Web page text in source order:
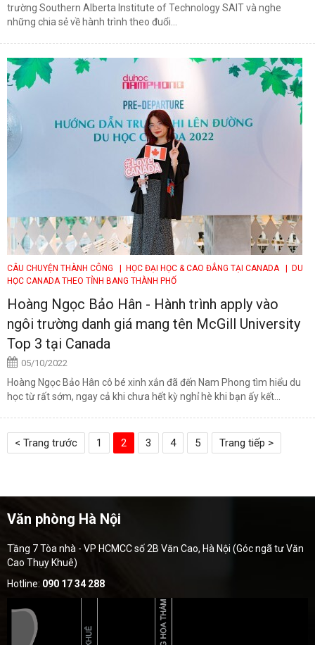
trường Southern Alberta Institute of Technology SAIT và nghe
những chia sẻ về hành trình theo đuổi...
CÂU CHUYỆN THÀNH CÔNG | HỌC ĐẠI HỌC & CAO ĐẲNG TẠI CANADA
| DU
HỌC CANADA THEO TỈNH BANG THÀNH PHỐ
Hoàng Ngọc Bảo Hân - Hành trình apply vào
ngôi trường danh giá mang tên McGill University
Top 3 tại Canada
05/10/2022
Hoàng Ngọc Bảo Hân cô bé xinh xắn đã đến Nam Phong tìm hiểu du
học từ rất sớm, ngay cả khi chưa hết kỳ nghỉ hè khi bạn ấy kết...
< Trang trước 1 2 3 4 5 Trang tiếp >
Văn phòng Hà Nội
Tầng 7 Tòa nhà - VP HCMCC số 2B Văn Cao, Hà Nội (Góc ngã tư Văn
Cao Thụy Khuê)
Hotline: 090 17 34 288